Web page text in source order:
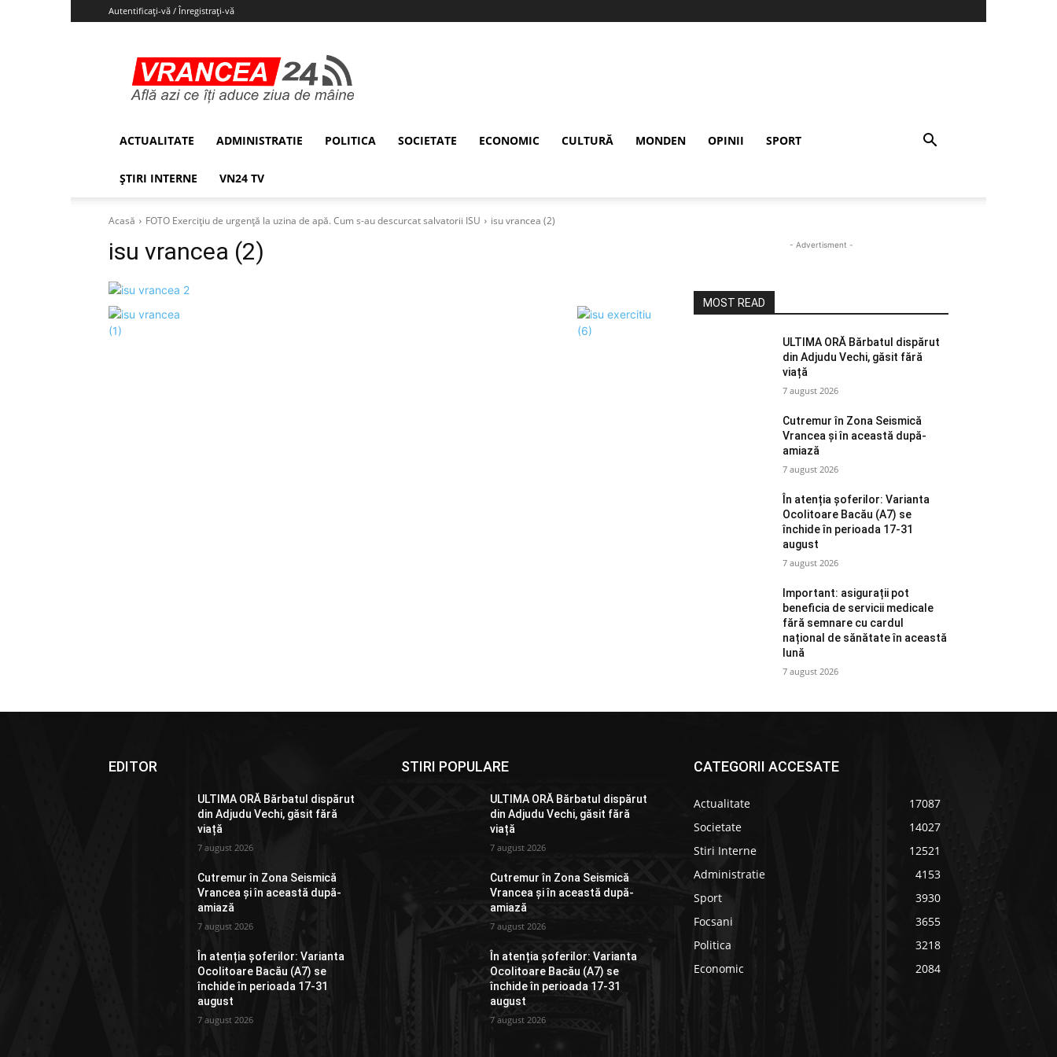
Autentificați-vă / Înregistrați-vă
ACTUALITATE ADMINISTRATIE POLITICA SOCIETATE ECONOMIC CULTURĂ MONDEN OPINII SPORT
ȘTIRI INTERNE VN24 TV
Acasă FOTO Exercițiu de urgență la uzina de apă. Cum s-au descurcat salvatorii ISU isu vrancea (2)
isu vrancea (2) - Advertisment -
MOST READ
ULTIMA ORĂ Bărbatul dispărut
din Adjudu Vechi, găsit fără
viață
7 august 2026
Cutremur în Zona Seismică
Vrancea și în această după-
amiază
7 august 2026
În atenția șoferilor: Varianta
Ocolitoare Bacău (A7) se
închide în perioada 17-31
august
7 august 2026
Important: asigurații pot
beneficia de servicii medicale
fără semnare cu cardul
național de sănătate în această
lună
7 august 2026
EDITOR
ULTIMA ORĂ Bărbatul dispărut
din Adjudu Vechi, găsit fără
viață
7 august 2026
Cutremur în Zona Seismică
Vrancea și în această după-
amiază
7 august 2026
În atenția șoferilor: Varianta
Ocolitoare Bacău (A7) se
închide în perioada 17-31
august
7 august 2026
STIRI POPULARE
ULTIMA ORĂ Bărbatul dispărut
din Adjudu Vechi, găsit fără
viață
7 august 2026
Cutremur în Zona Seismică
Vrancea și în această după-
amiază
7 august 2026
În atenția șoferilor: Varianta
Ocolitoare Bacău (A7) se
închide în perioada 17-31
august
7 august 2026
CATEGORII ACCESATE
Actualitate
17087
Societate
14027
Stiri Interne
12521
Administratie
4153
Sport
3930
Focsani
3655
Politica
3218
Economic
2084